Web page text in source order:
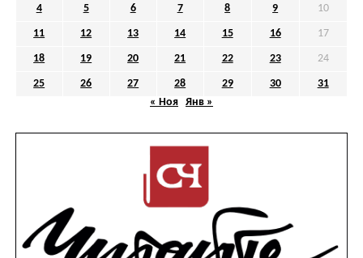
4 5 6 7 8 9 10
11 12 13 14 15 16 17
18 19 20 21 22 23 24
25 26 27 28 29 30
31
« Ноя
Янв »